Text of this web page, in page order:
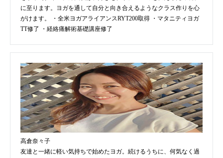
に至ります。ヨガを通して自分と向き合えるようなクラス作りを心
がけます。 ・全米ヨガアライアンスRYT200取得 ・マタニティヨガ
TT修了 ・経絡痛解術基礎講座修了
高倉奈々子
友達と一緒に軽い気持ちで始めたヨガ。続けるうちに、何気なく過